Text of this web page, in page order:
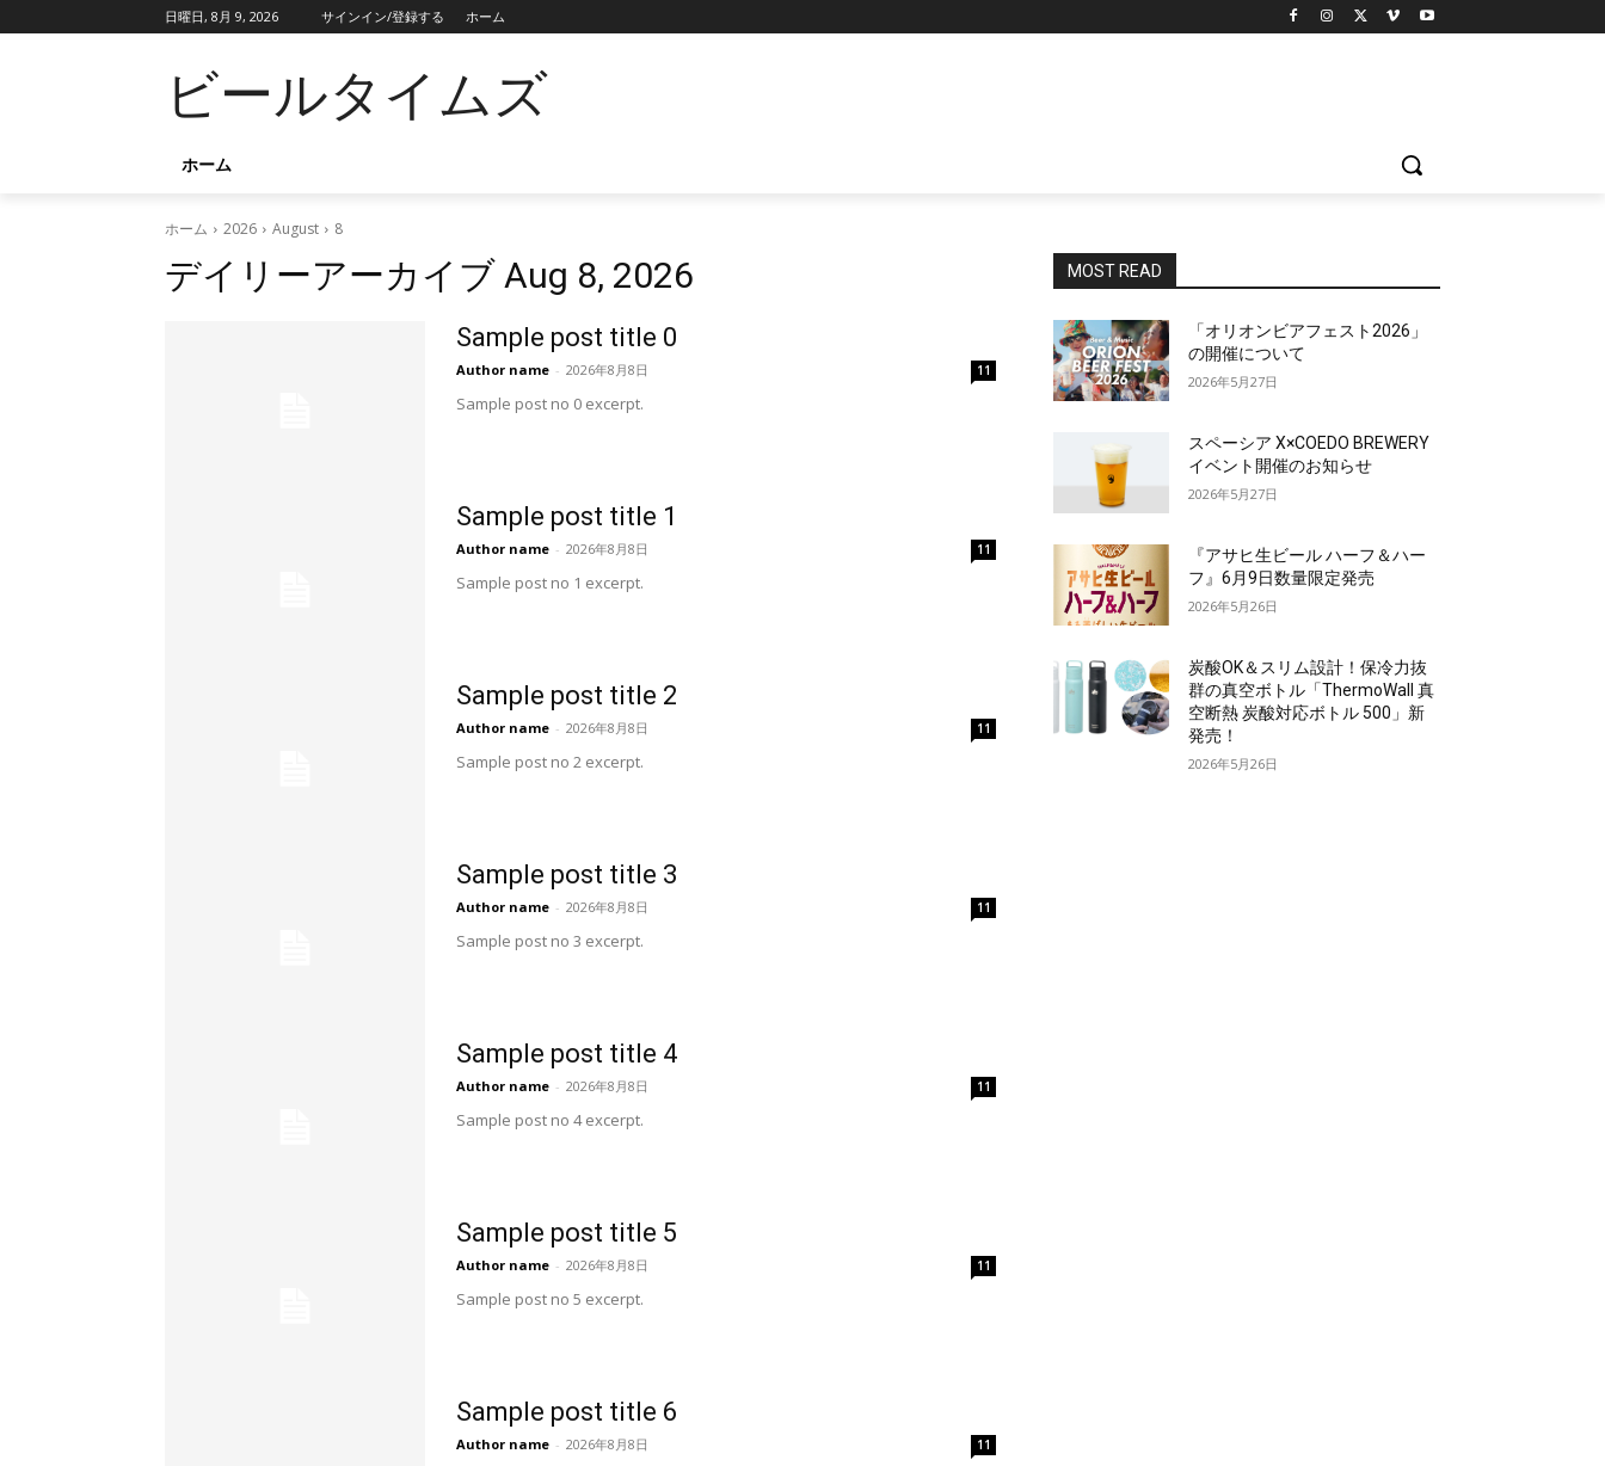
日曜日, 8月 9, 2026 サインイン/登録する ホーム
ビールタイムズ
ホーム
ホーム 2026 August 8
デイリーアーカイブ Aug 8, 2026
Sample post title 0
Author name - 2026年8月8日 11
Sample post no 0 excerpt.
Sample post title 1
Author name - 2026年8月8日 11
Sample post no 1 excerpt.
Sample post title 2
Author name - 2026年8月8日 11
Sample post no 2 excerpt.
Sample post title 3
Author name - 2026年8月8日 11
Sample post no 3 excerpt.
Sample post title 4
Author name - 2026年8月8日 11
Sample post no 4 excerpt.
Sample post title 5
Author name - 2026年8月8日 11
Sample post no 5 excerpt.
Sample post title 6
Author name - 2026年8月8日 11
MOST READ
「オリオンビアフェスト2026」
の開催について
2026年5月27日
スペーシア X×COEDO BREWERY
イベント開催のお知らせ
2026年5月27日
『アサヒ生ビール ハーフ＆ハー
フ』6月9日数量限定発売
2026年5月26日
炭酸OK＆スリム設計！保冷力抜
群の真空ボトル「ThermoWall 真
空断熱 炭酸対応ボトル 500」新
発売！
2026年5月26日